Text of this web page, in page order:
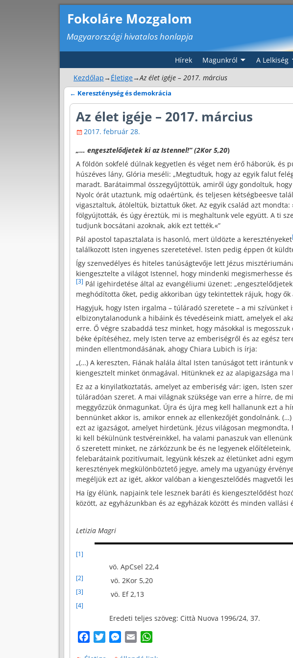
Fokoláre Mozgalom
Magyarországi hivatalos honlapja
Hírek Magunkról A Lelkiség
Kezdőlap→ Életige→Az élet igéje – 2017. március
Bejegyzés navigáció
← Kereszténység és demokrácia
Az élet igéje – 2017. március
2017. február 28.
„… engesztelődjetek ki az Istennel!” (2Kor 5,20)
A földön sokfelé dúlnak kegyetlen és véget nem érő háborúk, és
húszéves lány, Glória meséli: „Megtudtuk, hogy az egyik falut
maradt. Barátaimmal összegyűjtöttük, amiről úgy gondoltuk,
Nyolc órát utaztunk, míg odaértünk, és teljesen kétségbeesve
vigasztaltuk, átöleltük, biztattuk őket. Az egyik család azt
fölgyújtották, és úgy éreztük, mi is meghaltunk vele együtt. A ti
tudjunk bocsátani azoknak, akik ezt tették.«”
Pál apostol tapasztalata is hasonló, mert üldözte a keresztényeket
találkozott Isten ingyenes szeretetével. Isten pedig éppen őt
Így szenvedélyes és hiteles tanúságtevője lett Jézus
kiengesztelte a világot Istennel, hogy mindenki megismerhesse
[3] Pál igehirdetése által az evangéliumi üzenet:
meghódította őket, pedig akkoriban úgy tekintettek rájuk, hogy
Hagyjuk, hogy Isten irgalma – túláradó szeretete – a mi szívünket
elbizonytalanodunk a hibáink és tévedéseink miatt, amelyek el
erre. Ő végre szabaddá tesz minket, hogy másokkal is
béke építéséhez, mely Isten terve az emberiségről és az egész
minden ellentmondásának, ahogy Chiara Lubich is írja:
„(…) A kereszten, Fiának halála által Isten tanúságot tett irántunk
kiengesztelt minket önmagával. Hitünknek ez az alapigazsága
Ez az a kinyilatkoztatás, amelyet az emberiség vár: igen, Isten
túláradóan szeret. A mai világnak szüksége van erre a hírre, de
meggyőzzük önmagunkat. Újra és újra meg kell hallanunk ezt a
bennünket akkor is, amikor ennek az ellenkezőjét gondolnánk.
ezt az igazságot, amelyet hirdetünk. Jézus világosan
ki kell békülnünk testvéreinkkel, ha valami panaszuk van
ő szeretett minket, ne zárkózzunk be és ne legyenek
felebarátaink pozitívumait, legyünk készek az életünket adni
keresztények megkülönböztető jegye, amely ma ugyanúgy
megéljük ezt az igét, akkor valóban a kiengesztelődés magvetői
Ha így élünk, napjaink tele lesznek baráti és kiengesztelődést
között, az egyházunkban és az egyházak között és minden
Letizia Magri
[1]
vö. ApCsel 22,4
[2] vö. 2Kor 5,20
[3] vö. Ef 2,13
[4]
Eredeti teljes szöveg: Città Nuova 1996/24, 37.
M